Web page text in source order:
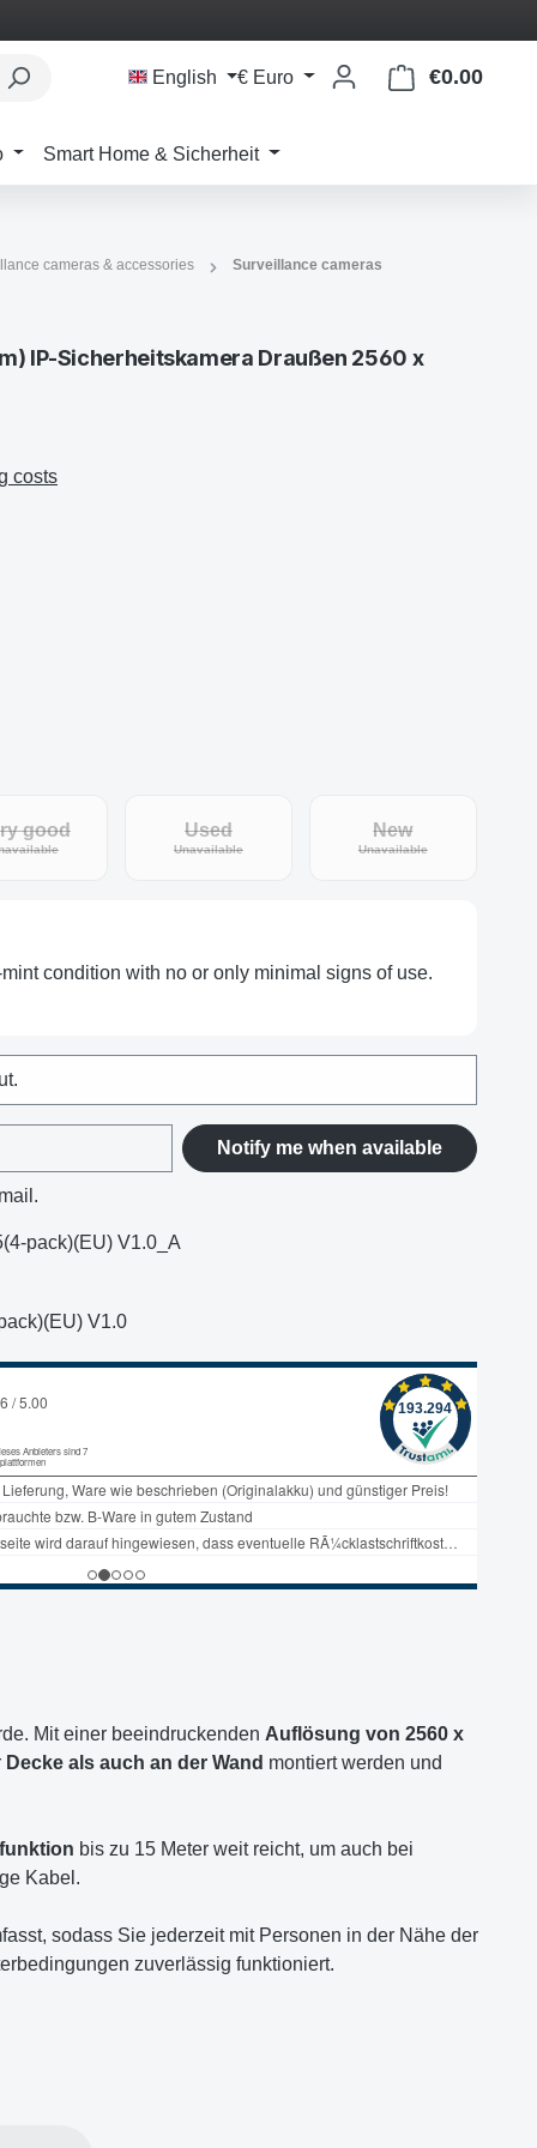
English € Euro €0.00
Smart Home & Sicherheit
cameras & accessories Surveillance cameras
IP-Sicherheitskamera Draußen 2560 x
costs
unavailable.)
good
(This option is currently unavailable.)
Used
Unavailable(This option is currently unavailable.)
New
Unavailable(This option is
condition with no or only minimal signs of use.
Notify me when available
pack)(EU) V1.0_A
V1.0
Mit einer beeindruckenden Auflösung von 2560 x
Decke als auch an der Wand montiert werden und
bis zu 15 Meter weit reicht, um auch bei
Kabel.
sodass Sie jederzeit mit Personen in der Nähe der
zuverlässig funktioniert.